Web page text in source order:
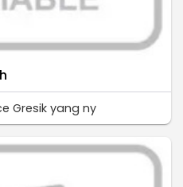
Gresik yang ny